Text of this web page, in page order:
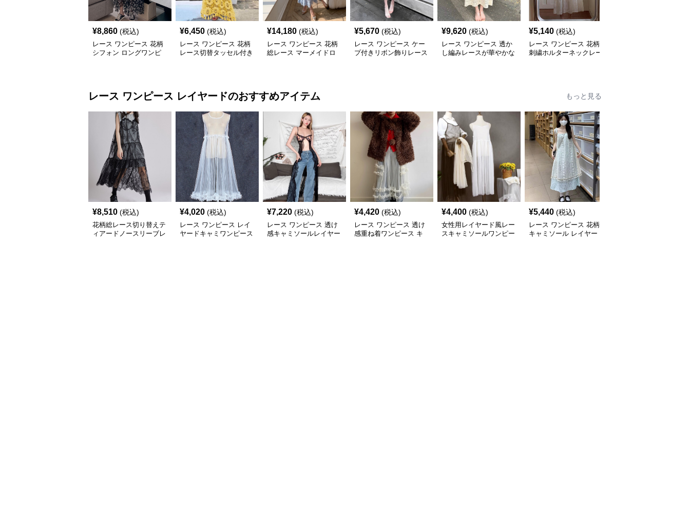
¥8,860 (税込)
レース ワンピース 花柄
シフォン ロングワンピ
¥6,450 (税込)
レース ワンピース 花柄
レース切替タッセル付き
¥14,180 (税込)
レース ワンピース 花柄
総レース マーメイドロ
¥5,670 (税込)
レース ワンピース ケー
プ付きリボン飾りレース
¥9,620 (税込)
レース ワンピース 透か
し編みレースが華やかな
¥5,140 (税込)
レース ワンピース 花柄
刺繍ホルターネックレー
レース ワンピース レイヤードのおすすめアイテム もっと見る
¥8,510 (税込)
花柄総レース切り替えテ
ィアードノースリーブレ
¥4,020 (税込)
レース ワンピース レイ
ヤードキャミワンピース
¥7,220 (税込)
レース ワンピース 透け
感キャミソールレイヤー
¥4,420 (税込)
レース ワンピース 透け
感重ね着ワンピース キ
¥4,400 (税込)
女性用レイヤード風レー
スキャミソールワンピー
¥5,440 (税込)
レース ワンピース 花柄
キャミソール レイヤー